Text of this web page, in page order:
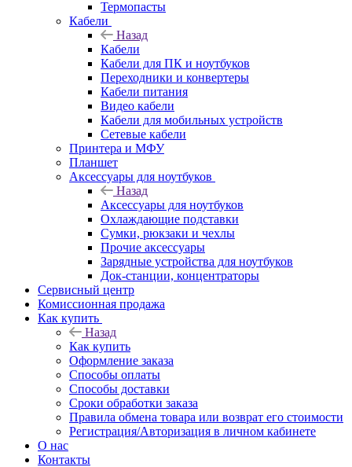
Термопасты
Кабели
Назад
Кабели
Кабели для ПК и ноутбуков
Переходники и конвертеры
Кабели питания
Видео кабели
Кабели для мобильных устройств
Сетевые кабели
Принтера и МФУ
Планшет
Аксессуары для ноутбуков
Назад
Аксессуары для ноутбуков
Охлаждающие подставки
Сумки, рюкзаки и чехлы
Прочие аксессуары
Зарядные устройства для ноутбуков
Док-станции, концентраторы
Сервисный центр
Комиссионная продажа
Как купить
Назад
Как купить
Оформление заказа
Способы оплаты
Способы доставки
Сроки обработки заказа
Правила обмена товара или возврат его стоимости
Регистрация/Авторизация в личном кабинете
О нас
Контакты